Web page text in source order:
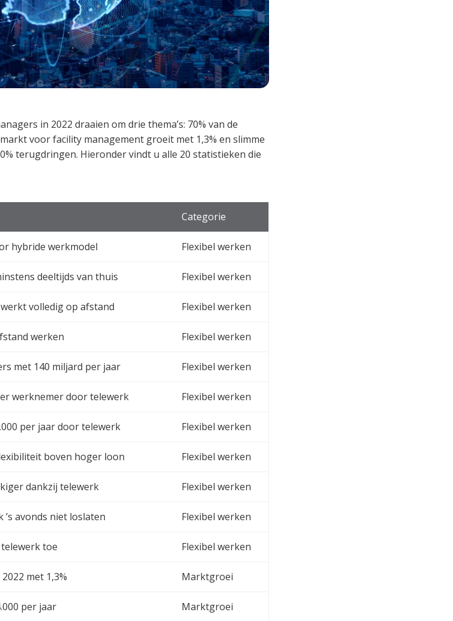
in 2022 draaien om drie thema’s: 70% van de
voor facility management groeit met 1,3% en slimme
terugdringen. Hieronder vindt u alle 20 statistieken die
Categorie
hybride werkmodel Flexibel werken
deeltijds van thuis Flexibel werken
volledig op afstand Flexibel werken
werken Flexibel werken
met 140 miljard per jaar Flexibel werken
werknemer door telewerk Flexibel werken
per jaar door telewerk Flexibel werken
boven hoger loon Flexibel werken
dankzij telewerk Flexibel werken
avonds niet loslaten Flexibel werken
toe Flexibel werken
met 1,3% Marktgroei
per jaar Marktgroei